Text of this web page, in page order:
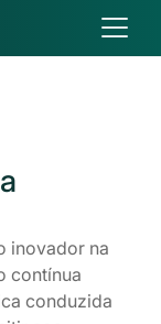
inovador na
contínua
conduzida